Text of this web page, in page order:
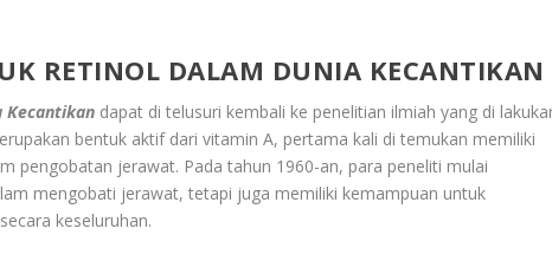
RETINOL DALAM DUNIA KECANTIKAN
Kecantikan dapat di telusuri kembali ke penelitian ilmiah yang di
bentuk aktif dari vitamin A, pertama kali di temukan memiliki
pengobatan jerawat. Pada tahun 1960-an, para peneliti mulai
mengobati jerawat, tetapi juga memiliki kemampuan untuk
keseluruhan.